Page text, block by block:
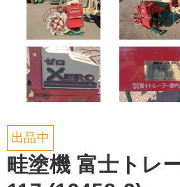
出品中
畦塗機 富士トレ